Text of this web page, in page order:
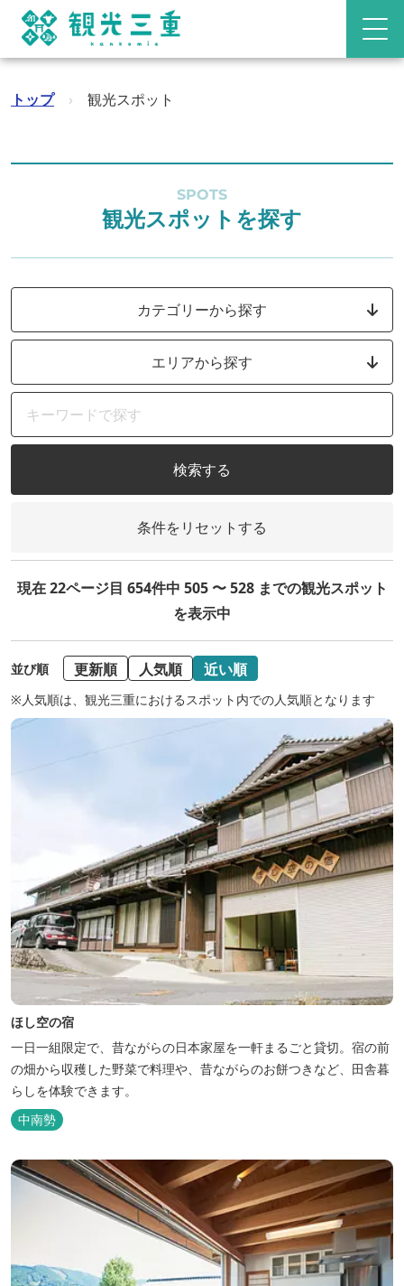
トップ › 観光スポット
SPOTS
観光スポットを探す
カテゴリーから探す
エリアから探す
検索する
条件をリセットする
現在 22ページ目 654件中 505 〜 528 までの観光スポット
を表示中
並び順 更新順 人気順 近い順
※人気順は、観光三重におけるスポット内での人気順となります
ほし空の宿
一日一組限定で、昔ながらの日本家屋を一軒まるごと貸切。宿の前
の畑から収穫した野菜で料理や、昔ながらのお餅つきなど、田舎暮
らしを体験できます。
中南勢